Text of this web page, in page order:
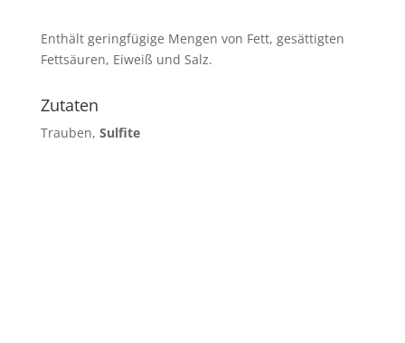
Enthält geringfügige Mengen von Fett, gesättigten
Fettsäuren, Eiweiß und Salz.
Zutaten
Trauben, Sulfite